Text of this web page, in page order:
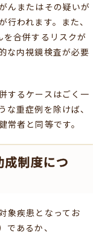
んまたはその疑いが
われます。また、
を合併するリスクが
な内視鏡検査が必要
するケースはごく一
重症例を除けば、
常者と同等です。
制度につ
象疾患となってお
であるか、